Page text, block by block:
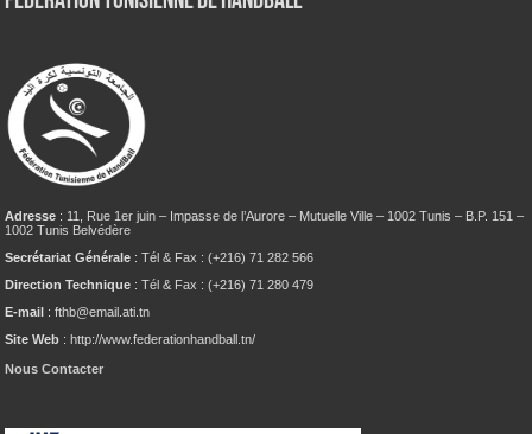
Adresse : 11, Rue 1er juin – Impasse de l’Aurore – Mutuelle Ville – 1002 Tunis – B.P. 151 –
1002 Tunis Belvédère
Secrétariat Générale : Tél & Fax : (+216) 71 282 566
Direction Technique : Tél & Fax : (+216) 71 280 479
E-mail : fthb@email.ati.tn
Site Web : http://www.federationhandball.tn/
Nous Contacter